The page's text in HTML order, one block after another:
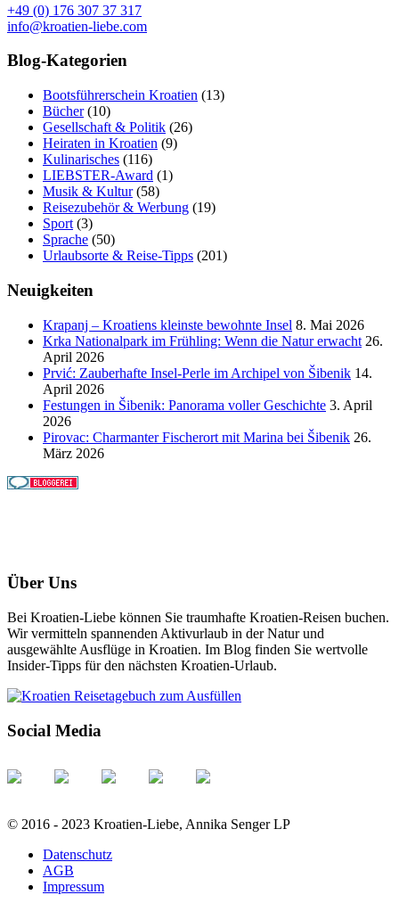
+49 (0) 176 307 37 317
info@kroatien-liebe.com
Blog-Kategorien
Bootsführerschein Kroatien (13)
Bücher(10)
Gesellschaft & Politik (26)
Heiraten in Kroatien (9)
Kulinarisches (116)
LIEBSTER-Award (1)
Musik & Kultur(58)
Reisezubehör & Werbung (19)
Sport (3)
Sprache (50)
Urlaubsorte & Reise-Tipps (201)
Neuigkeiten
Krapanj – Kroatiens kleinste bewohnte Insel 8. Mai 2026
Krka Nationalpark im Frühling: Wenn die Natur erwacht 26.
April 2026
Prvić: Zauberhafte Insel-Perle im Archipel von Šibenik 14.
April 2026
Festungen in Šibenik: Panorama voller Geschichte 3. April
2026
Pirovac: Charmanter Fischerort mit Marina bei Šibenik 26.
März 2026
Über Uns
Bei Kroatien-Liebe können Sie traumhafte Kroatien-Reisen buchen.
Wir vermitteln spannenden Aktivurlaub in der Natur und
ausgewählte Ausflüge in Kroatien. Im Blog finden Sie wertvolle
Insider-Tipps für den nächsten Kroatien-Urlaub.
Social Media
© 2016 - 2023 Kroatien-Liebe, Annika Senger LP
Datenschutz
AGB
Impressum